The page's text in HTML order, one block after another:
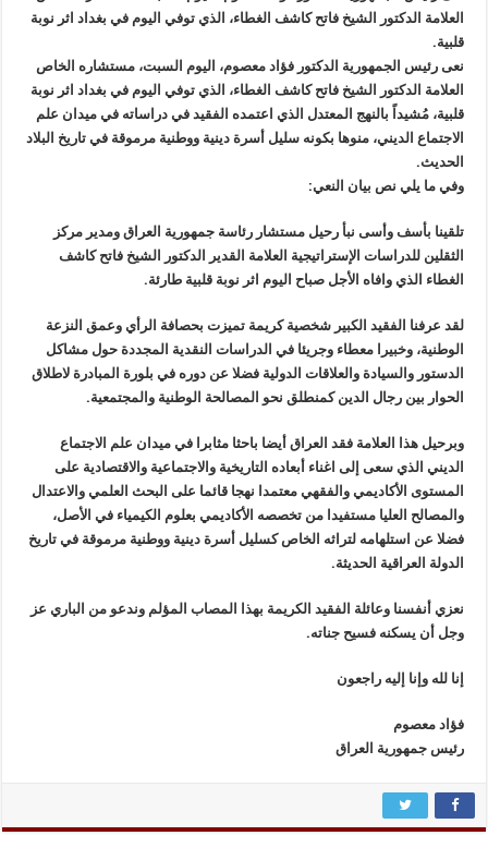
العلامة الدكتور الشيخ فاتح كاشف الغطاء، الذي توفي اليوم في بغداد اثر نوبة
قلبية.
نعى رئيس الجمهورية الدكتور فؤاد معصوم، اليوم السبت، مستشاره الخاص
العلامة الدكتور الشيخ فاتح كاشف الغطاء، الذي توفي اليوم في بغداد اثر نوبة
قلبية، مُشيداً بالنهج المعتدل الذي اعتمده الفقيد في دراساته في ميدان علم
الاجتماع الديني، منوها بكونه سليل أسرة دينية ووطنية مرموقة في تاريخ البلاد
الحديث.
وفي ما يلي نص بيان النعي:
تلقينا بأسف وأسى نبأ رحيل مستشار رئاسة جمهورية العراق ومدير مركز
الثقلين للدراسات الإستراتيجية العلامة القدير الدكتور الشيخ فاتح كاشف
الغطاء الذي وافاه الأجل صباح اليوم اثر نوبة قلبية طارئة.
لقد عرفنا الفقيد الكبير شخصية كريمة تميزت بحصافة الرأي وعمق النزعة
الوطنية، وخبيرا معطاء وجريئا في الدراسات النقدية المجددة حول مشاكل
الدستور والسيادة والعلاقات الدولية فضلا عن دوره في بلورة المبادرة لاطلاق
الحوار بين رجال الدين كمنطلق نحو المصالحة الوطنية والمجتمعية.
وبرحيل هذا العلامة فقد العراق أيضا باحثا مثابرا في ميدان علم الاجتماع
الديني الذي سعى إلى اغناء أبعاده التاريخية والاجتماعية والاقتصادية على
المستوى الأكاديمي والفقهي معتمدا نهجا قائما على البحث العلمي والاعتدال
والمصالح العليا مستفيدا من تخصصه الأكاديمي بعلوم الكيمياء في الأصل،
فضلا عن استلهامه لتراثه الخاص كسليل أسرة دينية ووطنية مرموقة في تاريخ
الدولة العراقية الحديثة.
نعزي أنفسنا وعائلة الفقيد الكريمة بهذا المصاب المؤلم وندعو من الباري عز
وجل أن يسكنه فسيح جناته.
إنا لله وإنا إليه راجعون
فؤاد معصوم
رئيس جمهورية العراق